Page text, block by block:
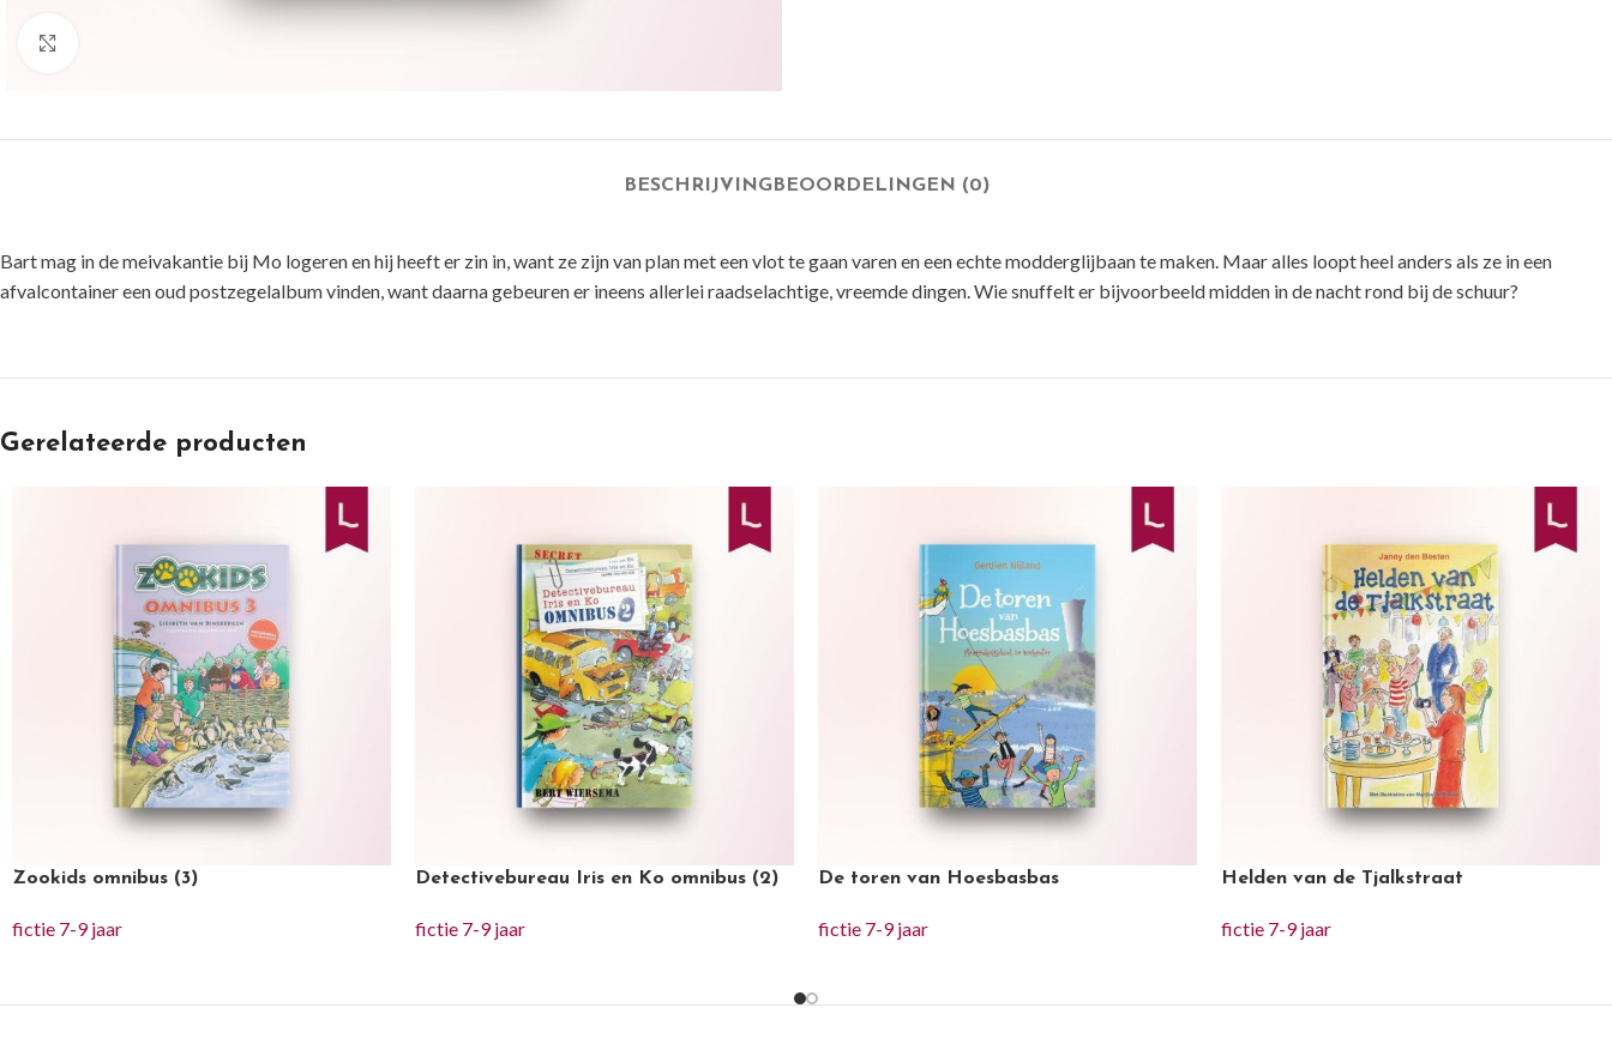
BESCHRIJVINGBEOORDELINGEN (0)
Bart mag in de meivakantie bij Mo logeren en hij heeft er zin in, want ze zijn van plan met een vlot te gaan varen en een echte modderglijbaan te maken. Maar alles loopt heel anders als ze in een
afvalcontainer een oud postzegelalbum vinden, want daarna gebeuren er ineens allerlei raadselachtige, vreemde dingen. Wie snuffelt er bijvoorbeeld midden in de nacht rond bij de schuur?
Gerelateerde producten
Zookids omnibus (3)
fictie 7-9 jaar
Detectivebureau Iris en Ko omnibus (2)
fictie 7-9 jaar
De toren van Hoesbasbas
fictie 7-9 jaar
Helden van de Tjalkstraat
fictie 7-9 jaar